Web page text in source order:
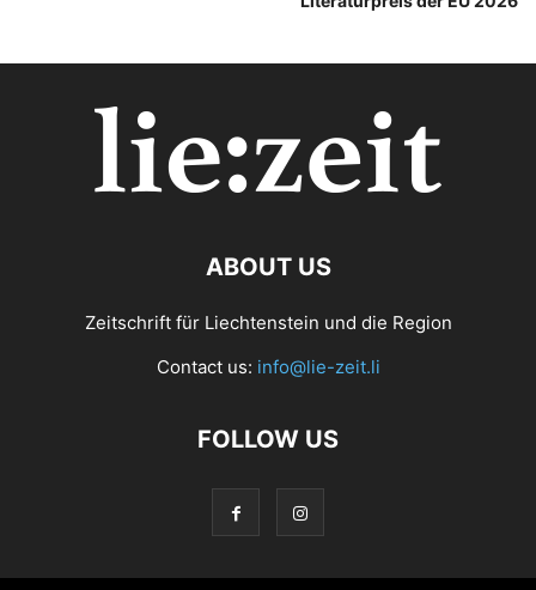
ABOUT US
Zeitschrift für Liechtenstein und die Region
Contact us: info@lie-zeit.li
FOLLOW US